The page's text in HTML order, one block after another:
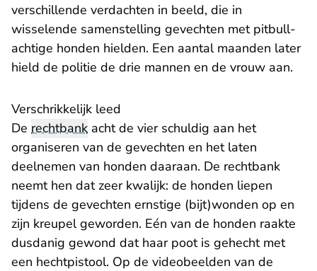
verschillende verdachten in beeld, die in
wisselende samenstelling gevechten met pitbull-
achtige honden hielden. Een aantal maanden later
hield de politie de drie mannen en de vrouw aan.
Verschrikkelijk leed
De rechtbank acht de vier schuldig aan het
organiseren van de gevechten en het laten
deelnemen van honden daaraan. De rechtbank
neemt hen dat zeer kwalijk: de honden liepen
tijdens de gevechten ernstige (bijt)wonden op en
zijn kreupel geworden. Eén van de honden raakte
dusdanig gewond dat haar poot is gehecht met
een hechtpistool. Op de videobeelden van de